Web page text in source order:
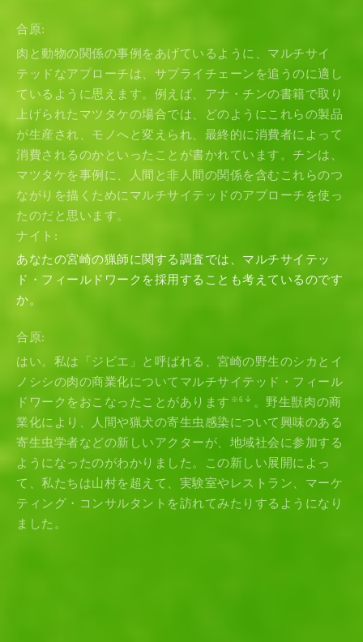
合原:
肉と動物の関係の事例をあげているように、マルチサイ
テッドなアプローチは、サプライチェーンを追うのに適し
ているように思えます。例えば、アナ・チンの書籍で取り
上げられたマツタケの場合では、どのようにこれらの製品
が生産され、モノへと変えられ、最終的に消費者によって
消費されるのかといったことが書かれています。チンは、
マツタケを事例に、人間と非人間の関係を含むこれらのつ
ながりを描くためにマルチサイテッドのアプローチを使っ
たのだと思います。
ナイト:
あなたの宮崎の猟師に関する調査では、マルチサイテッ
ド・フィールドワークを採用することも考えているのです
か。
合原:
はい。私は「ジビエ」と呼ばれる、宮崎の野生のシカとイ
ノシシの肉の商業化についてマルチサイテッド・フィール
ドワークをおこなったことがあります ※6
。野生獣肉の商
業化により、人間や猟犬の寄生虫感染について興味のある
寄生虫学者などの新しいアクターが、地域社会に参加する
ようになったのがわかりました。この新しい展開によっ
て、私たちは山村を超えて、実験室やレストラン、マーケ
ティング・コンサルタントを訪れてみたりするようになり
ました。